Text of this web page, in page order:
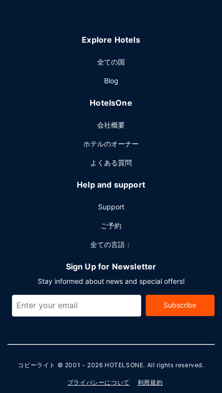
Explore Hotels
全ての国
Blog
HotelsOne
会社概要
ホテルのオーナー
よくある質問
Help and support
Support
ご予約
全ての言語：
Sign Up for Newsletter
Stay informed about news and special offers!
Subscribe
コピーライト © 2001 - 2026 HOTELSONE. All rights reserved.
プライバシーについて 利用規約